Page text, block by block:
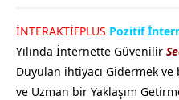
İNTERAKTİFPLUS Pozitif
Yılında İnternette Güvenilir
Duyulan ihtiyacı Gidermek
ve Uzman bir Yaklaşım
GÖKHAN